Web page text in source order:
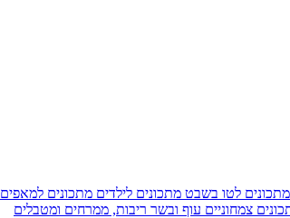
מתכונים לטו בשבט מתכונים לילדים מתכונים למאפים
צמחוניים עוף ובשר ריבות, ממרחים ומטבלים